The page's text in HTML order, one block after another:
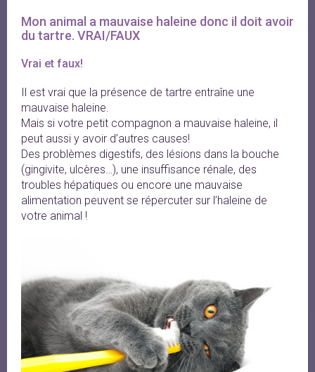
Mon animal a mauvaise haleine donc il doit avoir
du tartre. VRAI/FAUX
Vrai et faux!
Il est vrai que la présence de tartre entraîne une
mauvaise haleine.
Mais si votre petit compagnon a mauvaise haleine, il
peut aussi y avoir d’autres causes!
Des problèmes digestifs, des lésions dans la bouche
(gingivite, ulcères…), une insuffisance rénale, des
troubles hépatiques ou encore une mauvaise
alimentation peuvent se répercuter sur l’haleine de
votre animal !